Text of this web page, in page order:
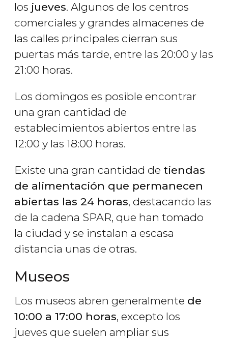
los jueves. Algunos de los centros
comerciales y grandes almacenes de
las calles principales cierran sus
puertas más tarde, entre las 20:00 y las
21:00 horas.
Los domingos es posible encontrar
una gran cantidad de
establecimientos abiertos entre las
12:00 y las 18:00 horas.
Existe una gran cantidad de tiendas
de alimentación que permanecen
abiertas las 24 horas, destacando las
de la cadena SPAR, que han tomado
la ciudad y se instalan a escasa
distancia unas de otras.
Museos
Los museos abren generalmente de
10:00 a 17:00 horas, excepto los
jueves que suelen ampliar sus